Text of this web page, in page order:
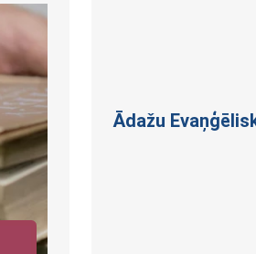
Ādažu